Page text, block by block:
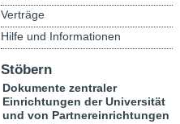
Verträge
Hilfe und Informationen
Stöbern
Dokumente zentraler
Einrichtungen der Universität
und von Partnereinrichtungen